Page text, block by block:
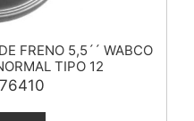
FRENO 5,5´´ WABCO
TIPO 12